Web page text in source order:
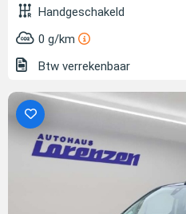
Handgeschakeld
0 g/km
Btw verrekenbaar